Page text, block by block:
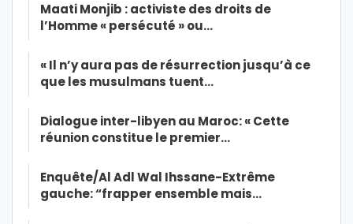
Maati Monjib : activiste des droits de
l’Homme « persécuté » ou…
« Il n’y aura pas de résurrection jusqu’à ce
que les musulmans tuent…
Dialogue inter-libyen au Maroc: « Cette
réunion constitue le premier…
Enquête/Al Adl Wal Ihssane-Extrême
gauche: “frapper ensemble mais…